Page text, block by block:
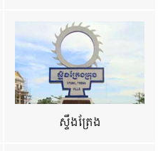
ស្ទឹងត្រែង